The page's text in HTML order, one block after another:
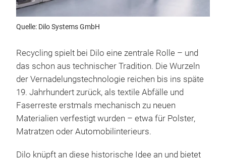
Quelle: Dilo Systems GmbH
Recycling spielt bei Dilo eine zentrale Rolle – und
das schon aus technischer Tradition. Die Wurzeln
der Vernadelungstechnologie reichen bis ins späte
19. Jahrhundert zurück, als textile Abfälle und
Faserreste erstmals mechanisch zu neuen
Materialien verfestigt wurden – etwa für Polster,
Matratzen oder Automobilinterieurs.
Dilo knüpft an diese historische Idee an und bietet